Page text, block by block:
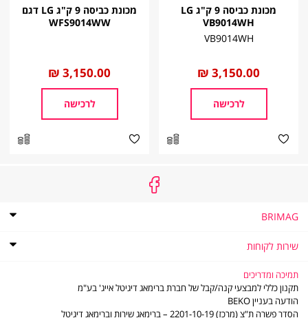
מכונת כביסה 9 ק"ג LG
VB9014WH
VB9014WH
החל
מ
3,150.00 ₪
לרכישה
מכונת כביסה 9 ק"ג LG דגם
WFS9014WW
החל
מ
3,150.00 ₪
לרכישה
BRIMAG
תקנון מועדון הלקוחות של ברימאג
דוח פומבי לשנת 2021 לפי חוק שכר שווה לעובדת ולעובד
דוח פומבי לשנת 2022 לפי חוק שכר שווה לעובדת ולעובד
תו אמון הציבור
שירות לקוחות
שירות לקוחות
מדיניות החזרות והחלפות
משלוחים
סניפים - נקודות שירות
תמיכה ומדריכים
תקנון כללי למבצעי קנה/קבל של חברת ברימאג דיגיטל אייג' בע"מ
הודעה בעניין BEKO
הסדר פשרה ת"צ (מרכז) 2201-10-19 – ברימאג שירות וברימאג דיגיטל